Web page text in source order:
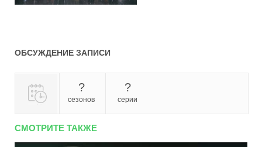
ОБСУЖДЕНИЕ ЗАПИСИ
?
сезонов
?
серии
СМОТРИТЕ ТАКЖЕ